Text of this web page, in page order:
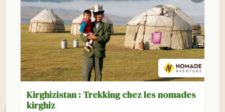
Kirghizistan : Trekking chez les nomades
kirghiz